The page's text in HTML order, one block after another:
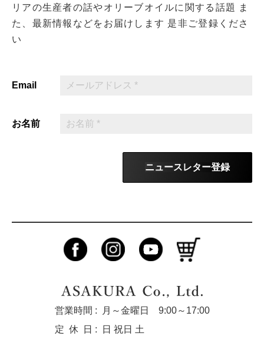
リアの生産者の話やオリーブオイルに関する話題
ま
た、最新情報などをお届けします 是非ご登録くださ
い
Email
お名前
ニュースレター登録
営業時間 :
月～金曜日 9:00～17:00
定休
日 : 日 祝日 土